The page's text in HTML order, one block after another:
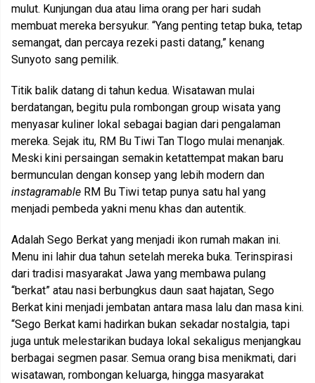
mulut. Kunjungan dua atau lima orang per hari sudah
membuat mereka bersyukur. “Yang penting tetap buka, tetap
semangat, dan percaya rezeki pasti datang,” kenang
Sunyoto sang pemilik.
Titik balik datang di tahun kedua. Wisatawan mulai
berdatangan, begitu pula rombongan group wisata yang
menyasar kuliner lokal sebagai bagian dari pengalaman
mereka. Sejak itu, RM Bu Tiwi Tan Tlogo mulai menanjak.
Meski kini persaingan semakin ketattempat makan baru
bermunculan dengan konsep yang lebih modern dan
instagramable RM Bu Tiwi tetap punya satu hal yang
menjadi pembeda yakni menu khas dan autentik.
Adalah Sego Berkat yang menjadi ikon rumah makan ini.
Menu ini lahir dua tahun setelah mereka buka. Terinspirasi
dari tradisi masyarakat Jawa yang membawa pulang
“berkat” atau nasi berbungkus daun saat hajatan, Sego
Berkat kini menjadi jembatan antara masa lalu dan masa kini.
“Sego Berkat kami hadirkan bukan sekadar nostalgia, tapi
juga untuk melestarikan budaya lokal sekaligus menjangkau
berbagai segmen pasar. Semua orang bisa menikmati, dari
wisatawan, rombongan keluarga, hingga masyarakat